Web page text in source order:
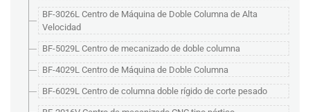
BF-3026L Centro de Máquina de Doble Columna de Alta
Velocidad
BF-5029L Centro de mecanizado de doble columna
BF-4029L Centro de Máquina de Doble Columna
BF-6029L Centro de columna doble rígido de corte pesado